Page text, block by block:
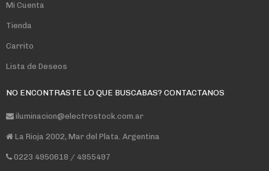
Mi Cuenta
Tienda
Carrito
Lista de Deseos
NO ENCONTRASTE LO QUE BUSCABAS? CONTACTANOS
iluminacion@electrostock.com.ar
La Rioja 2002, Mar del Plata. Argentina
0223 4950618 / 4955497